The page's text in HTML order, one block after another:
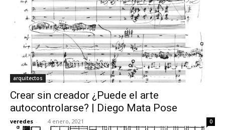
arquitectos
Crear sin creador ¿Puede el arte
autocontrolarse? | Diego Mata Pose
veredes - 4 enero, 2021 0